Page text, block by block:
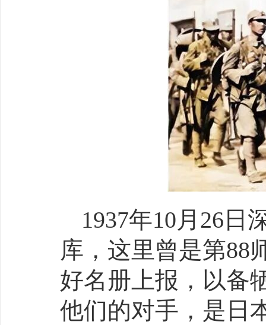
1937年10月26日
库，这里曾是第88
好名册上报，以备
他们的对手，是日